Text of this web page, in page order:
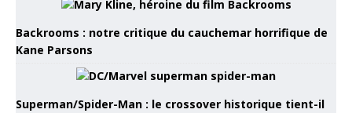
Backrooms : notre critique du cauchemar horrifique de
Kane Parsons
Superman/Spider-Man : le crossover historique tient-il